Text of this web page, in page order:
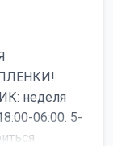
неделя
06:00. 5-